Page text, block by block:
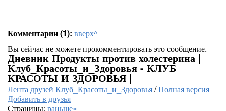
Комментарии (1): вверх^
Вы сейчас не можете прокомментировать это сообщение.
Дневник Продукты против холестерина |
Клуб_Красоты_и_Здоровья - КЛУБ
КРАСОТЫ И ЗДОРОВЬЯ |
Лента друзей Клуб_Красоты_и_Здоровья/Полная версия
Добавить в друзья
Страницы: раньше»